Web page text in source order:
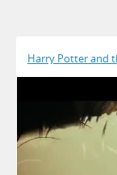
Harry Potter and